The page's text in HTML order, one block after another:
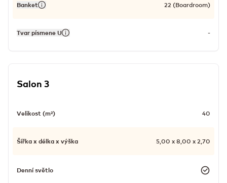
Banket 22 (Boardroom)
Tvar písmene U -
Salon 3
Velikost (m²) 40
Šířka x délka x výška 5,00 x 8,00 x 2,70
Denní světlo